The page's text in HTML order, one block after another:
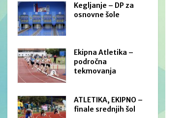
Kegljanje – DP za
osnovne šole
Ekipna Atletika –
področna
tekmovanja
ATLETIKA, EKIPNO –
finale srednjih šol